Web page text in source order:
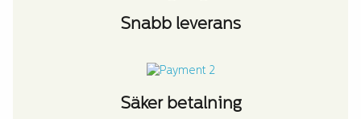
Snabb leverans
Säker betalning